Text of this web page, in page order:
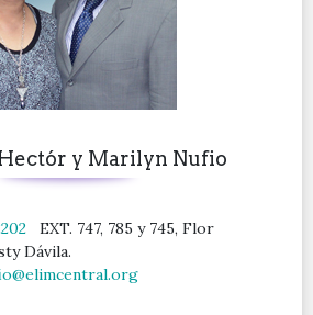
y Marilyn Nufio
EXT. 747, 785 y 745, Flor
Dávila.